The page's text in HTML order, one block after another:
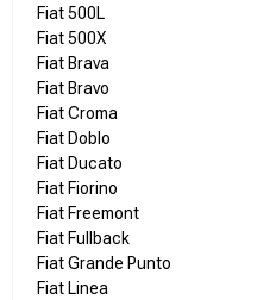
Fiat 500L
Fiat 500X
Fiat Brava
Fiat Bravo
Fiat Croma
Fiat Doblo
Fiat Ducato
Fiat Fiorino
Fiat Freemont
Fiat Fullback
Fiat Grande Punto
Fiat Linea